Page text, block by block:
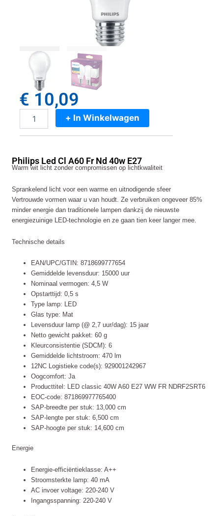
€ 10,09
Philips
Fr
Nd
E27
aantal
+ In Winkelwagen
Philips Led Cl A60 Fr Nd 40w E27
Warm wit licht zonder compromissen op lichtkwaliteit
Sprankelend licht voor een warme en uitnodigende sfeer
Vertrouwde vormen waar u van houdt. Ze verbruiken ongeveer 85%
minder energie dan traditionele lampen dankzij de nieuwste
energiezuinige LED-technologie en ze gaan tien keer langer mee.
Technische details
EAN/UPC/GTIN: 8718699777654
Gemiddelde levensduur: 15000 uur
Nominaal vermogen: 4,5 W
Opstarttijd: 0,5 s
Type lamp: LED
Glas type: Mat
Levensduur lamp (@ 2,7 uur/dag): 15 jaar
Netto gewicht pakket: 60 g
Kleurconsistentie (SDCM): 6
Gemiddelde lichtstroom: 470 lm
12NC Logistieke code(s): 929001242967
Oogcomfort: Ja
Producttitel: LED classic 40W A60 E27 WW FR NDRF2SRT6
EOC-code: 871869977765400
SAP-breedte per stuk: 13,000 cm
SAP-lengte per stuk: 6,500 cm
SAP-hoogte per stuk: 14,600 cm
Energie
Energie-efficiëntieklasse: A++
Stroomsterkte lamp: 40 mA
AC invoer voltage: 220-240 V
Ingangsspanning: 220-240 V